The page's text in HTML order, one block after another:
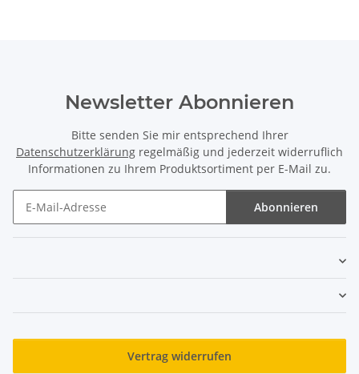
Newsletter Abonnieren
Bitte senden Sie mir entsprechend Ihrer
Datenschutzerklärung regelmäßig und jederzeit widerruflich
Informationen zu Ihrem Produktsortiment per E-Mail zu.
Abonnieren
Vertrag widerrufen